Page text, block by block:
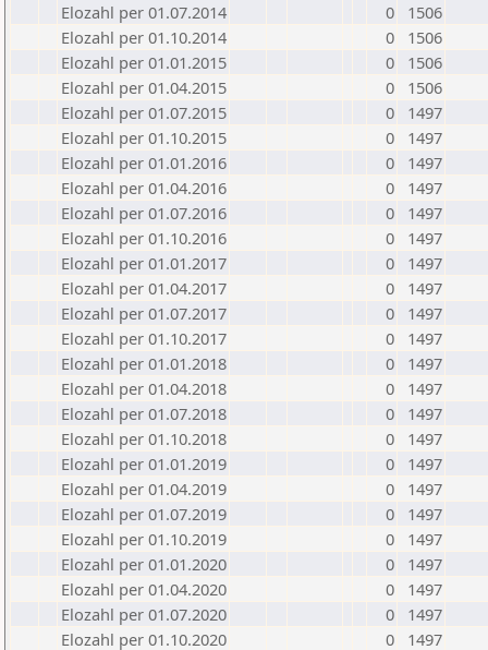
Elozahl per 01.07.2014
0
1506
Elozahl per 01.10.2014
0
1506
Elozahl per 01.01.2015
0
1506
Elozahl per 01.04.2015
0
1506
Elozahl per 01.07.2015
0
1497
Elozahl per 01.10.2015
0
1497
Elozahl per 01.01.2016
0
1497
Elozahl per 01.04.2016
0
1497
Elozahl per 01.07.2016
0
1497
Elozahl per 01.10.2016
0
1497
Elozahl per 01.01.2017
0
1497
Elozahl per 01.04.2017
0
1497
Elozahl per 01.07.2017
0
1497
Elozahl per 01.10.2017
0
1497
Elozahl per 01.01.2018
0
1497
Elozahl per 01.04.2018
0
1497
Elozahl per 01.07.2018
0
1497
Elozahl per 01.10.2018
0
1497
Elozahl per 01.01.2019
0
1497
Elozahl per 01.04.2019
0
1497
Elozahl per 01.07.2019
0
1497
Elozahl per 01.10.2019
0
1497
Elozahl per 01.01.2020
0
1497
Elozahl per 01.04.2020
0
1497
Elozahl per 01.07.2020
0
1497
Elozahl per 01.10.2020
0
1497